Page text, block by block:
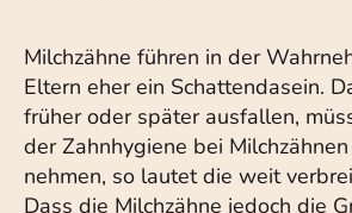
Milchzähne führen in der
Eltern eher ein Schattendasein.
früher oder später ausfallen,
der Zahnhygiene bei
nehmen, so lautet die weit
Dass die Milchzähne jedoch die